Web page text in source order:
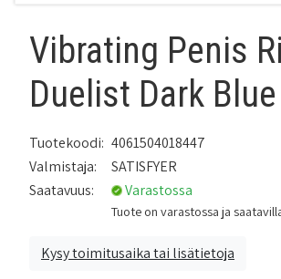
Vibrating Penis
Duelist Dark Blue
Tuotekoodi: 4061504018447
Valmistaja:
SATISFYER
Saatavuus:
Varastossa
Tuote on varastossa ja
Kysy toimitusaika tai lisätietoja